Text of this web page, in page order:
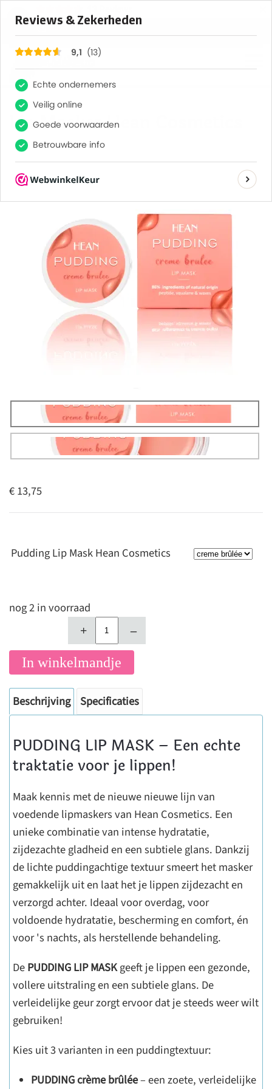
9,1
Terug naar hoofdinhoud
Lip Masker Hean Cosmetics
€ 13,75
Pudding Lip Mask Hean Cosmetics
nog 2 in voorraad
+ –
In winkelmandje
Beschrijving Specificaties
PUDDING LIP MASK – Een echte
traktatie voor je lippen!
Maak kennis met de nieuwe nieuwe lijn van
voedende lipmaskers van Hean Cosmetics. Een
unieke combinatie van intense hydratatie,
zijdezachte gladheid en een subtiele glans. Dankzij
de lichte puddingachtige textuur smeert het masker
gemakkelijk uit en laat het je lippen zijdezacht en
verzorgd achter. Ideaal voor overdag, voor
voldoende hydratatie, bescherming en comfort, én
voor 's nachts, als herstellende behandeling.
DePUDDING LIP MASKgeeft je lippen een gezonde,
vollere uitstraling en een subtiele glans. De
verleidelijke geur zorgt ervoor dat je steeds weer wilt
gebruiken!
Kies uit 3 varianten in een puddingtextuur:
PUDDING crème brûlée– een zoete, verleidelijke